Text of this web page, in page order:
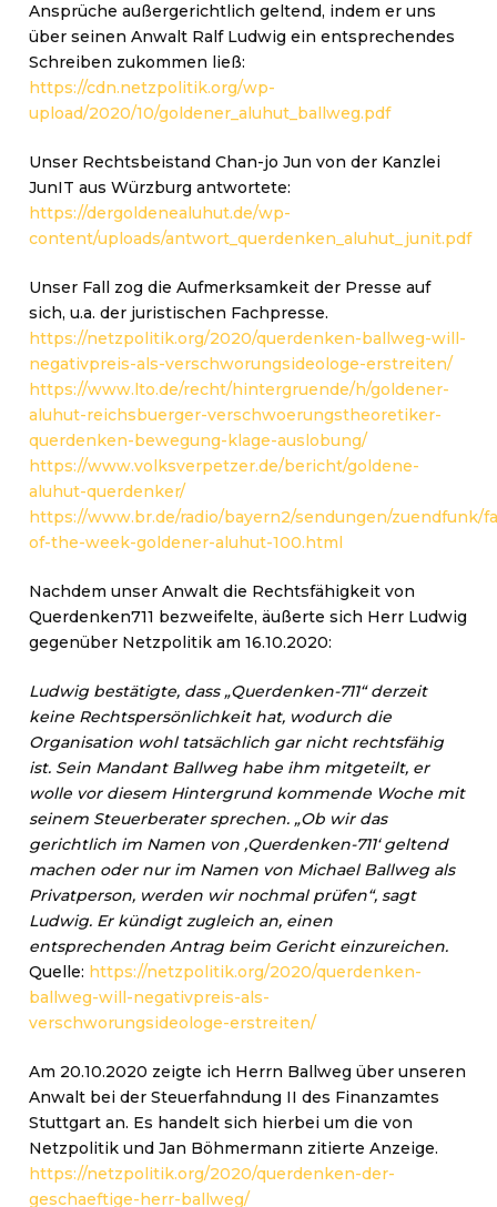
Ansprüche außergerichtlich geltend, indem er uns
über seinen Anwalt Ralf Ludwig ein entsprechendes
Schreiben zukommen ließ:
https://cdn.netzpolitik.org/wp-
upload/2020/10/goldener_aluhut_ballweg.pdf
Unser Rechtsbeistand Chan-jo Jun von der Kanzlei
JunIT aus Würzburg antwortete:
https://dergoldenealuhut.de/wp-
content/uploads/antwort_querdenken_aluhut_junit.pdf
Unser Fall zog die Aufmerksamkeit der Presse auf
sich, u.a. der juristischen Fachpresse.
https://netzpolitik.org/2020/querdenken-ballweg-will-
negativpreis-als-verschworungsideologe-erstreiten/
https://www.lto.de/recht/hintergruende/h/goldener-
aluhut-reichsbuerger-verschwoerungstheoretiker-
querdenken-bewegung-klage-auslobung/
https://www.volksverpetzer.de/bericht/goldene-
aluhut-querdenker/
https://www.br.de/radio/bayern2/sendungen/zuendfunk/
of-the-week-goldener-aluhut-100.html
Nachdem unser Anwalt die Rechtsfähigkeit von
Querdenken711 bezweifelte, äußerte sich Herr Ludwig
gegenüber Netzpolitik am 16.10.2020:
Ludwig bestätigte, dass „Querdenken-711“ derzeit
keine Rechtspersönlichkeit hat, wodurch die
Organisation wohl tatsächlich gar nicht rechtsfähig
ist. Sein Mandant Ballweg habe ihm mitgeteilt, er
wolle vor diesem Hintergrund kommende Woche mit
seinem Steuerberater sprechen. „Ob wir das
gerichtlich im Namen von ‚Querdenken-711‘ geltend
machen oder nur im Namen von Michael Ballweg als
Privatperson, werden wir nochmal prüfen“, sagt
Ludwig. Er kündigt zugleich an, einen
entsprechenden Antrag beim Gericht einzureichen.
Quelle: https://netzpolitik.org/2020/querdenken-
ballweg-will-negativpreis-als-
verschworungsideologe-erstreiten/
Am 20.10.2020 zeigte ich Herrn Ballweg über unseren
Anwalt bei der Steuerfahndung II des Finanzamtes
Stuttgart an. Es handelt sich hierbei um die von
Netzpolitik und Jan Böhmermann zitierte Anzeige.
https://netzpolitik.org/2020/querdenken-der-
geschaeftige-herr-ballweg/